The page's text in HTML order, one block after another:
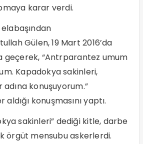
karar verdi.
Gülen, 19 Mart 2016’da
geçerek, “Antrparantez umum
Kapadokya sakinleri,
konuşuyorum.”
konuşmasını yaptı.
sakinleri” dediği kitle, darbe
örgüt mensubu askerlerdi.